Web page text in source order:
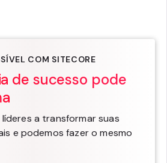
COM SITECORE
de sucesso pode
a transformar suas
e podemos fazer o mesmo